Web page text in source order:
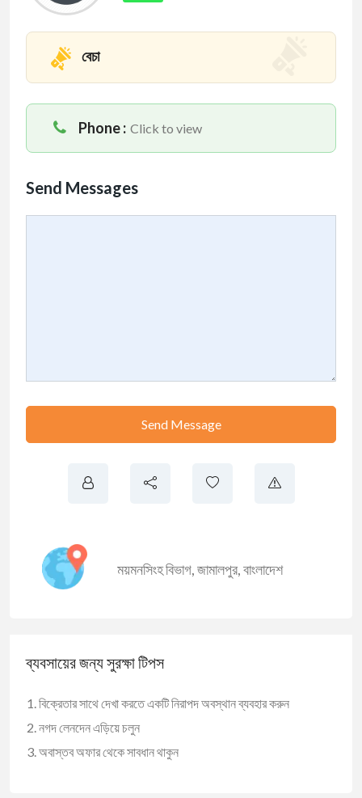
বেচা
Phone : Click to view
Send Messages
Send Message
ময়মনসিংহ বিভাগ,জামালপুর,বাংলাদেশ
ব্যবসায়ের জন্য সুরক্ষা টিপস
বিক্রেতার সাথে দেখা করতে একটি নিরাপদ অবস্থান ব্যবহার করুন
নগদ লেনদেন এড়িয়ে চলুন
অবাস্তব অফার থেকে সাবধান থাকুন